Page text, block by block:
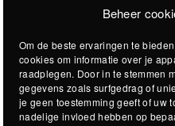
Beheer
Om de beste ervaringen te
cookies om informatie over je
raadplegen. Door in te stemmen
gegevens zoals surfgedrag of
je geen toestemming geeft of uw
nadelige invloed hebben op